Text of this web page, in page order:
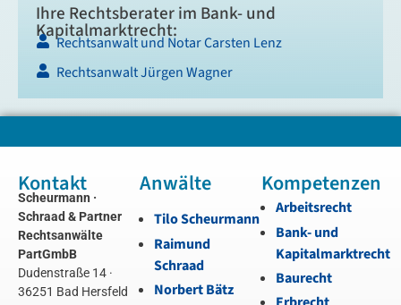
Ihre Rechtsberater im Bank- und
Kapitalmarktrecht:
Rechtsanwalt und Notar Carsten Lenz
Rechtsanwalt Jürgen Wagner
Kontakt
Scheurmann ·
Schraad & Partner
Rechtsanwälte
PartGmbB
Dudenstraße 14 ·
36251 Bad Hersfeld
Anwälte
Tilo Scheurmann
Raimund
Schraad
Norbert Bätz
Kompetenzen
Arbeitsrecht
Bank- und
Kapitalmarktrecht
Baurecht